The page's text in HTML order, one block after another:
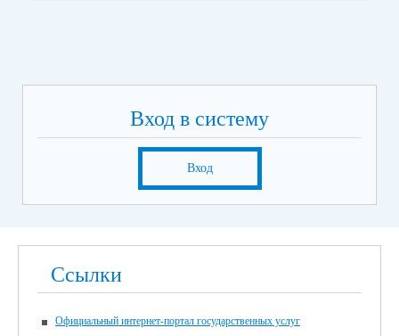
Вход в систему
Вход
Ссылки
Официальный интернет-портал государственных услуг